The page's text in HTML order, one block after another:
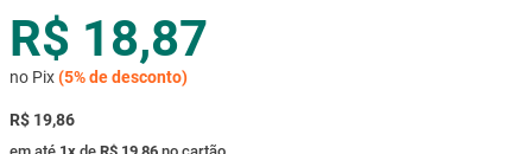
R$ 18,87
no Pix(5%de desconto)
R$ 19,86
9 º mesa
º ar condicionado